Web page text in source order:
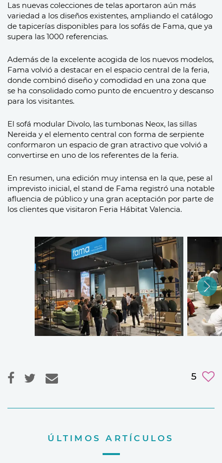
Las nuevas colecciones de telas aportaron aún más
variedad a los diseños existentes, ampliando el catálogo
de tapicerías disponibles para los sofás de Fama, que ya
supera las 1000 referencias.
Además de la excelente acogida de los nuevos modelos,
Fama volvió a destacar en el espacio central de la feria,
donde combinó diseño y comodidad en una zona que
se ha consolidado como punto de encuentro y descanso
para los visitantes.
El sofá modular Divolo, las tumbonas Neox, las sillas
Nereida y el elemento central con forma de serpiente
conformaron un espacio de gran atractivo que volvió a
convertirse en uno de los referentes de la feria.
En resumen, una edición muy intensa en la que, pese al
imprevisto inicial, el stand de Fama registró una notable
afluencia de público y una gran aceptación por parte de
los clientes que visitaron Feria Hábitat Valencia.
5
ÚLTIMOS ARTÍCULOS